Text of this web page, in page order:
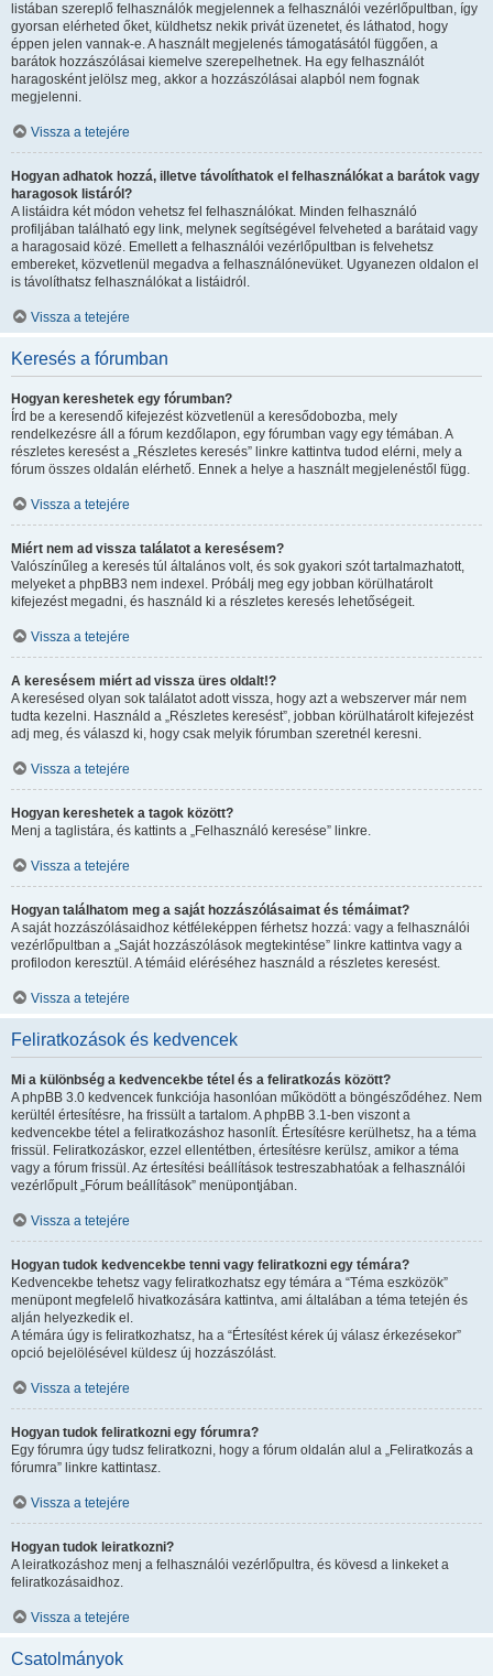
listában szereplő felhasználók megjelennek a felhasználói vezérlőpultban, így
gyorsan elérheted őket, küldhetsz nekik privát üzenetet, és láthatod, hogy
éppen jelen vannak-e. A használt megjelenés támogatásától függően, a
barátok hozzászólásai kiemelve szerepelhetnek. Ha egy felhasználót
haragosként jelölsz meg, akkor a hozzászólásai alapból nem fognak
megjelenni.
Vissza a tetejére
Hogyan adhatok hozzá, illetve távolíthatok el felhasználókat a barátok vagy
haragosok listáról?
A listáidra két módon vehetsz fel felhasználókat. Minden felhasználó
profiljában található egy link, melynek segítségével felveheted a barátaid vagy
a haragosaid közé. Emellett a felhasználói vezérlőpultban is felvehetsz
embereket, közvetlenül megadva a felhasználónevüket. Ugyanezen oldalon el
is távolíthatsz felhasználókat a listáidról.
Vissza a tetejére
Keresés a fórumban
Hogyan kereshetek egy fórumban?
Írd be a keresendő kifejezést közvetlenül a keresődobozba, mely
rendelkezésre áll a fórum kezdőlapon, egy fórumban vagy egy témában. A
részletes keresést a „Részletes keresés” linkre kattintva tudod elérni, mely a
fórum összes oldalán elérhető. Ennek a helye a használt megjelenéstől függ.
Vissza a tetejére
Miért nem ad vissza találatot a keresésem?
Valószínűleg a keresés túl általános volt, és sok gyakori szót tartalmazhatott,
melyeket a phpBB3 nem indexel. Próbálj meg egy jobban körülhatárolt
kifejezést megadni, és használd ki a részletes keresés lehetőségeit.
Vissza a tetejére
A keresésem miért ad vissza üres oldalt!?
A keresésed olyan sok találatot adott vissza, hogy azt a webszerver már nem
tudta kezelni. Használd a „Részletes keresést”, jobban körülhatárolt kifejezést
adj meg, és válaszd ki, hogy csak melyik fórumban szeretnél keresni.
Vissza a tetejére
Hogyan kereshetek a tagok között?
Menj a taglistára, és kattints a „Felhasználó keresése” linkre.
Vissza a tetejére
Hogyan találhatom meg a saját hozzászólásaimat és témáimat?
A saját hozzászólásaidhoz kétféleképpen férhetsz hozzá: vagy a felhasználói
vezérlőpultban a „Saját hozzászólások megtekintése” linkre kattintva vagy a
profilodon keresztül. A témáid eléréséhez használd a részletes keresést.
Vissza a tetejére
Feliratkozások és kedvencek
Mi a különbség a kedvencekbe tétel és a feliratkozás között?
A phpBB 3.0 kedvencek funkciója hasonlóan működött a böngésződéhez. Nem
kerültél értesítésre, ha frissült a tartalom. A phpBB 3.1-ben viszont a
kedvencekbe tétel a feliratkozáshoz hasonlít. Értesítésre kerülhetsz, ha a téma
frissül. Feliratkozáskor, ezzel ellentétben, értesítésre kerülsz, amikor a téma
vagy a fórum frissül. Az értesítési beállítások testreszabhatóak a felhasználói
vezérlőpult „Fórum beállítások” menüpontjában.
Vissza a tetejére
Hogyan tudok kedvencekbe tenni vagy feliratkozni egy témára?
Kedvencekbe tehetsz vagy feliratkozhatsz egy témára a “Téma eszközök”
menüpont megfelelő hivatkozására kattintva, ami általában a téma tetején és
alján helyezkedik el.
A témára úgy is feliratkozhatsz, ha a “Értesítést kérek új válasz érkezésekor”
opció bejelölésével küldesz új hozzászólást.
Vissza a tetejére
Hogyan tudok feliratkozni egy fórumra?
Egy fórumra úgy tudsz feliratkozni, hogy a fórum oldalán alul a „Feliratkozás a
fórumra” linkre kattintasz.
Vissza a tetejére
Hogyan tudok leiratkozni?
A leiratkozáshoz menj a felhasználói vezérlőpultra, és kövesd a linkeket a
feliratkozásaidhoz.
Vissza a tetejére
Csatolmányok